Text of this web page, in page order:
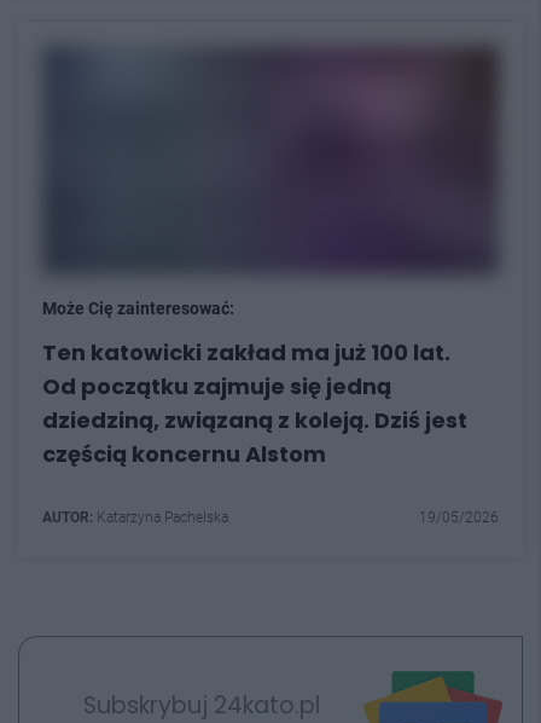
Może Cię zainteresować:
Ten katowicki zakład ma już 100 lat.
Od początku zajmuje się jedną
dziedziną, związaną z koleją. Dziś jest
częścią koncernu Alstom
AUTOR: Katarzyna Pachelska 19/05/2026
Subskrybuj 24kato.pl